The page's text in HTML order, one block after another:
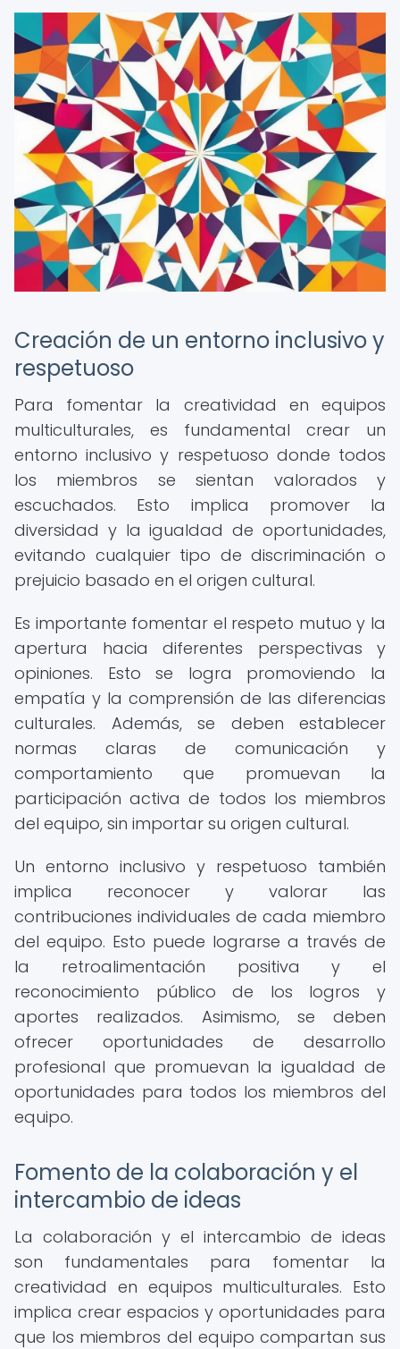
Creación de un entorno inclusivo y
respetuoso
Para fomentar la creatividad en equipos
multiculturales, es fundamental crear un
entorno inclusivo y respetuoso donde todos
los miembros se sientan valorados y
escuchados. Esto implica promover la
diversidad y la igualdad de oportunidades,
evitando cualquier tipo de discriminación o
prejuicio basado en el origen cultural.
Es importante fomentar el respeto mutuo y la
apertura hacia diferentes perspectivas y
opiniones. Esto se logra promoviendo la
empatía y la comprensión de las diferencias
culturales. Además, se deben establecer
normas claras de comunicación y
comportamiento que promuevan la
participación activa de todos los miembros
del equipo, sin importar su origen cultural.
Un entorno inclusivo y respetuoso también
implica reconocer y valorar las
contribuciones individuales de cada miembro
del equipo. Esto puede lograrse a través de
la retroalimentación positiva y el
reconocimiento público de los logros y
aportes realizados. Asimismo, se deben
ofrecer oportunidades de desarrollo
profesional que promuevan la igualdad de
oportunidades para todos los miembros del
equipo.
Fomento de la colaboración y el
intercambio de ideas
La colaboración y el intercambio de ideas
son fundamentales para fomentar la
creatividad en equipos multiculturales. Esto
implica crear espacios y oportunidades para
que los miembros del equipo compartan sus